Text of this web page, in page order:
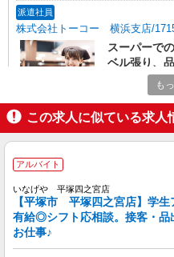
派遣社員
株式会社トーコー 横浜支店/
スーパーで
ベル張り、
時給1350円 【月収例】 ■月収例
神奈川県
アルバイト
いなげや 平塚四之宮店
食品スーパ
大学・専
も
この求人に似ている求人
アルバイト
いなげや 平塚四之宮店
【平塚市 平塚四之宮店】学生
有給◎シフト応相談。接客・品
お仕事♪